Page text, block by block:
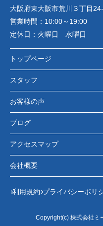
大阪府東大阪市荒川３丁目
営業時間： 10:00～19:00
定休日： 火曜日 水曜日
トップページ
スタッフ
お客様の声
ブログ
アクセスマップ
会社概要
利用規約 プライバシーポリ
Copyright(c) 株式会社ミ